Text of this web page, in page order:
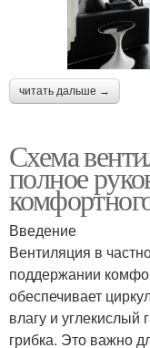
читать дальше →
Схема
полное
Введение
Вентиляция в
поддержании
обеспечивает
влагу и углекислый
грибка. Это важно